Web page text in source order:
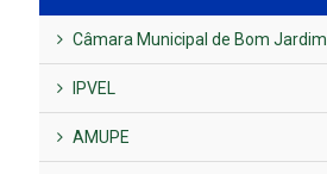
Câmara Municipal de Bom Jardim
IPVEL
AMUPE